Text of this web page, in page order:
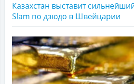
Казахстан выставит
Slam по дзюдо в Швейцарии